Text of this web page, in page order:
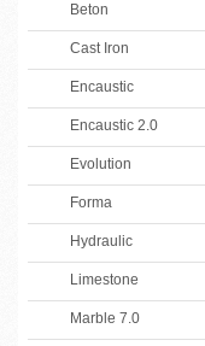
Beton
Cast Iron
Encaustic
Encaustic 2.0
Evolution
Forma
Hydraulic
Limestone
Marble 7.0